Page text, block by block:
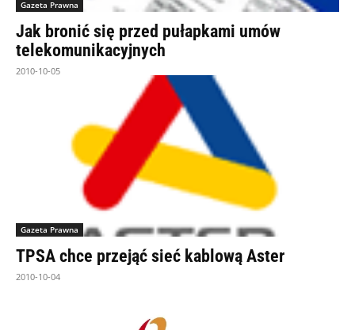
Gazeta Prawna
Jak bronić się przed pułapkami umów
telekomunikacyjnych
2010-10-05
Gazeta Prawna
TPSA chce przejąć sieć kablową Aster
2010-10-04